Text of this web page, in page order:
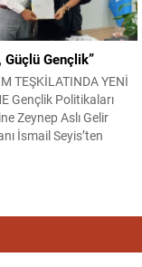
Gençlik”
TEŞKİLATINDA YENİ
Gençlik Politikaları
Zeynep Aslı Gelir
İsmail Seyis’ten
Gençlik” vurgusu
İYİ Parti Yıldırım İlçe